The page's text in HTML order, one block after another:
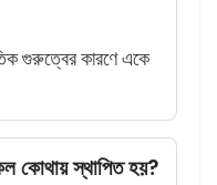
গুরুত্বের কারণে একে
কোথায় স্থাপিত হয়?